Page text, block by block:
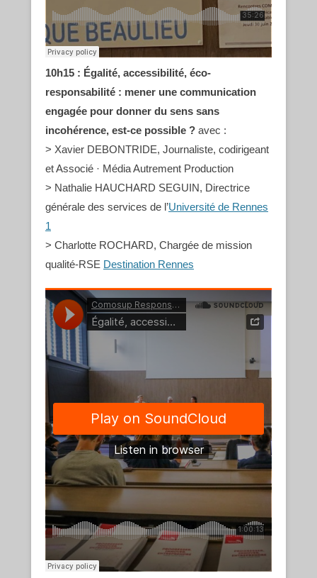
10h15 : Égalité, accessibilité, éco-
responsabilité : mener une communication
engagée pour donner du sens sans
incohérence, est-ce possible ? avec :
> Xavier DEBONTRIDE, Journaliste, codirigeant
et Associé · Média Autrement Production
> Nathalie HAUCHARD SEGUIN, Directrice
générale des services de l’Université de Rennes
1
> Charlotte ROCHARD, Chargée de mission
qualité-RSE Destination Rennes